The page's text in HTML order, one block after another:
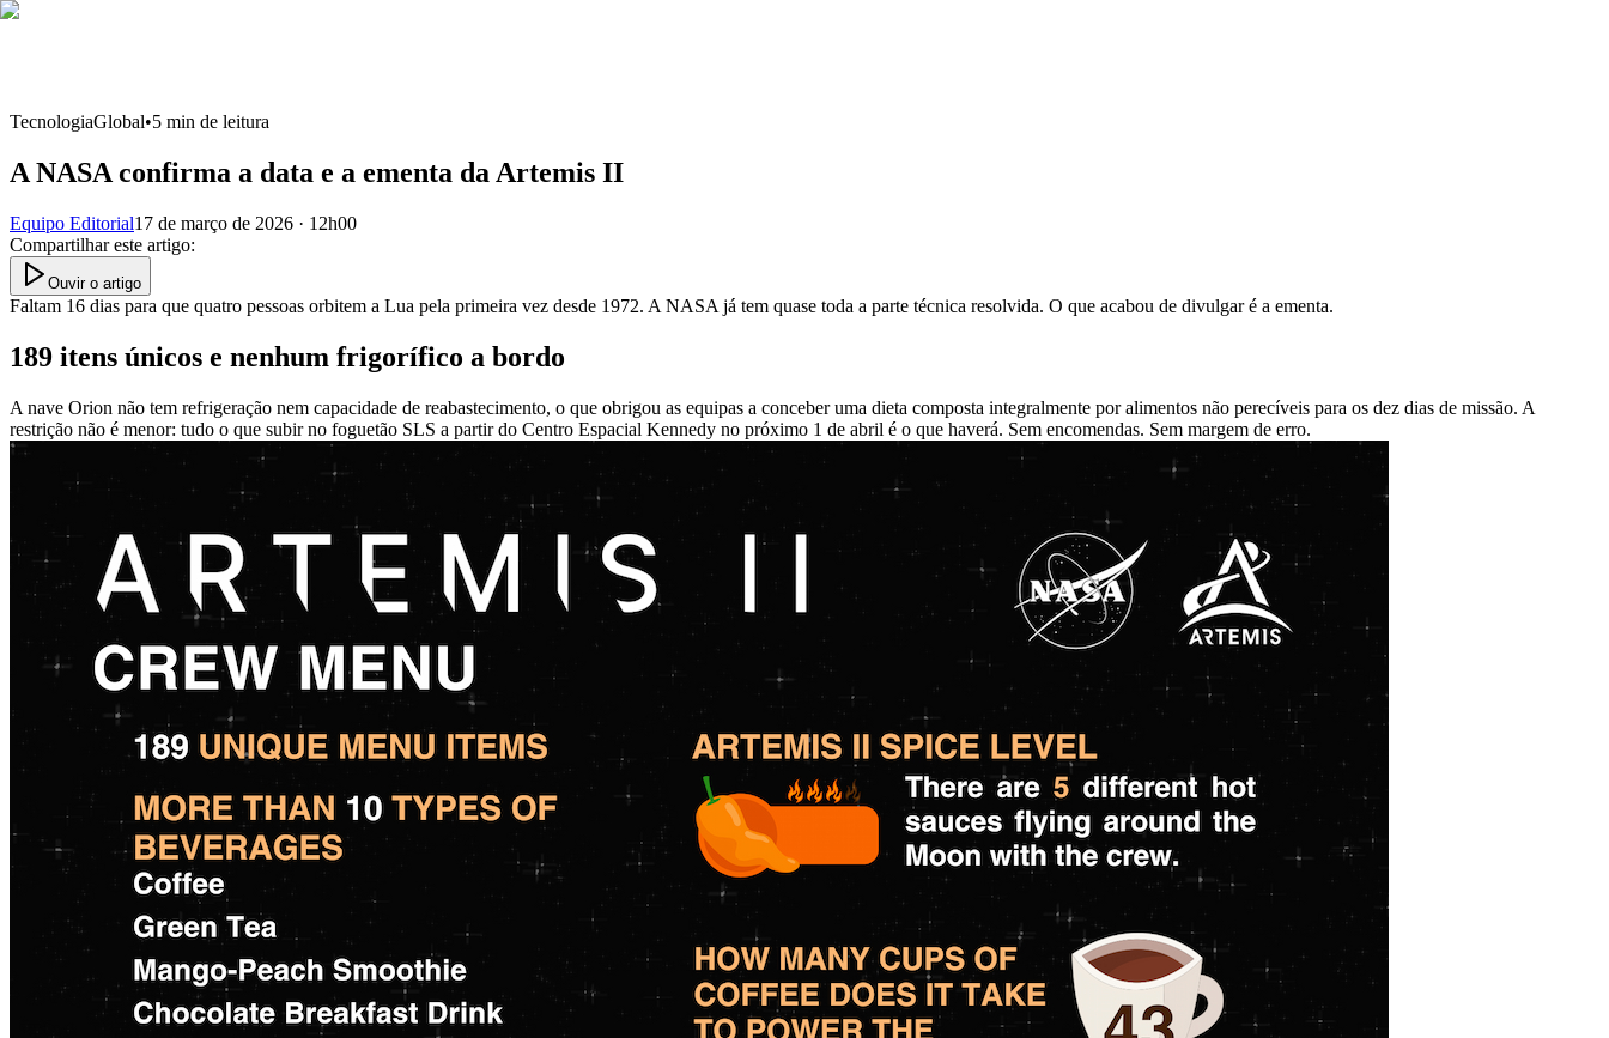
TecnologiaGlobal•5 min de leitura
A NASA confirma a data e a ementa da Artemis II
Equipo Editorial17 de março de 2026 · 12h00
Compartilhar este artigo:
Ouvir o artigo
Faltam 16 dias para que quatro pessoas orbitem a Lua pela primeira vez desde 1972. A NASA já tem quase toda a parte técnica resolvida. O que acabou de divulgar é a ementa.
189 itens únicos e nenhum frigorífico a bordo
A nave Orion não tem refrigeração nem capacidade de reabastecimento, o que obrigou as equipas a conceber uma dieta composta integralmente por alimentos não perecíveis para os dez dias de missão. A
restrição não é menor: tudo o que subir no foguetão SLS a partir do Centro Espacial Kennedy no próximo 1 de abril é o que haverá. Sem encomendas. Sem margem de erro.